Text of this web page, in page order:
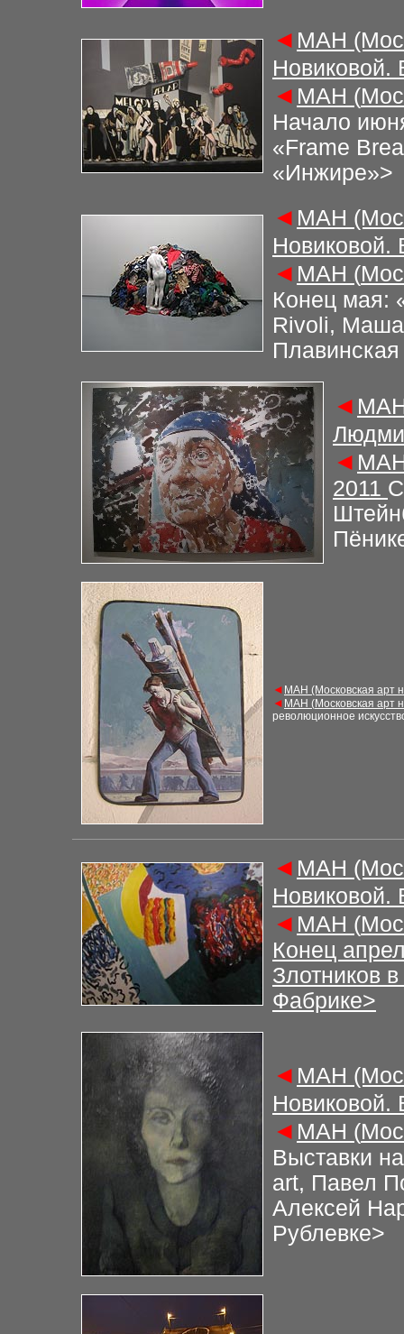
◄ МАН
Новиковой.
◄ МАН (
Начало
«Frame
«Инжире»>
◄ МАН
Новиковой.
◄ МАН (
Конец мая:
Rivoli, Маша
◄ М
◄ М
2011
◄ МАН (Московская арт
◄ МАН (Московская арт
революционное
◄ МАН
Новиковой.
◄ МАН (
Конец
Злотников
Фабрике>
◄ МАН
Новиковой.
◄ МАН (
Выставки
art, Павел
Алексей
Рублевке>